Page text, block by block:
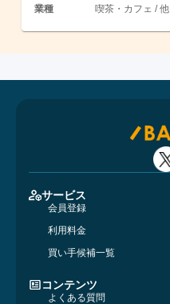
業種
喫茶・カフェ / 他
サービス
会員登録
利用料金
買い手候補一覧
コンテンツ
よくある質問